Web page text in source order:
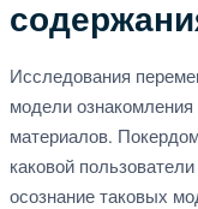
Исследования
модели
материалов.
каковой
осознание таковых